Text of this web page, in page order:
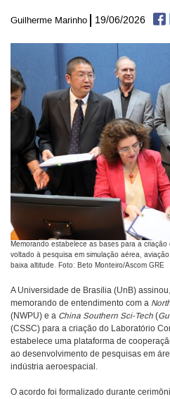
Guilherme Marinho 19/06/2026
Memorando estabelece as bases para a
voltado à pesquisa em simulação aérea,
baixa altitude. Foto: Beto Monteiro/Ascom GRE
A Universidade de Brasília (UnB)
memorando de entendimento com a
(NWPU) e a China Southern Sci-Tech (
(CSSC) para a criação do Laboratório
estabelece uma plataforma de
ao desenvolvimento de pesquisas em
indústria aeroespacial.
O acordo foi formalizado durante